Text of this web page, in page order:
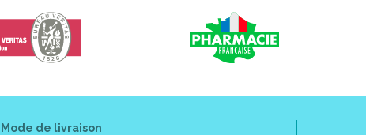
Mode de livraison